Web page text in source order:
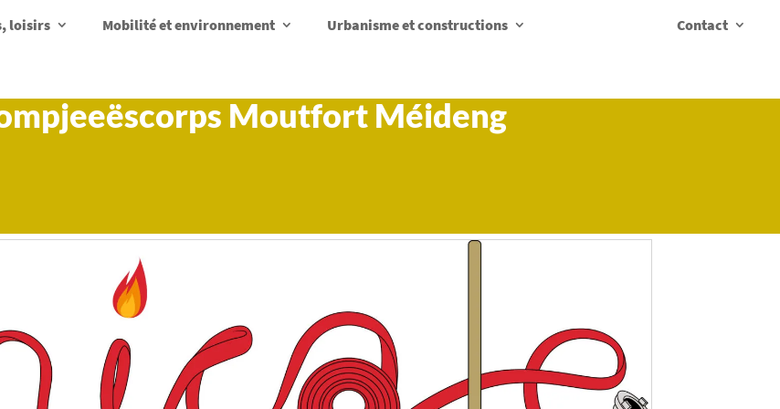
loisirs Mobilité et environnement Urbanisme et constructions Contact
Moutfort Méideng